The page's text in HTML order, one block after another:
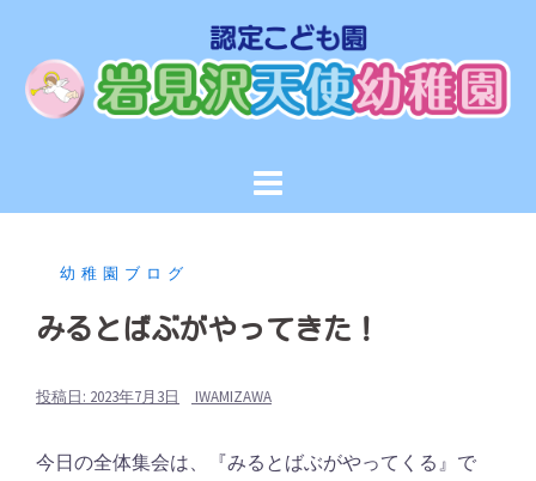
ス
幼稚園ブログ
みるとばぶがやってきた！
投稿日: 2023年7月3日 IWAMIZAWA
今日の全体集会は、『みるとばぶがやってくる』で